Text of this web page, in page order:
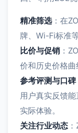
精准筛选：在
牌、Wi-Fi标准
比价与促销 ：
价和历史价格曲
参考评测与口碑
用户真实反馈
实际体验。
关注行业动态